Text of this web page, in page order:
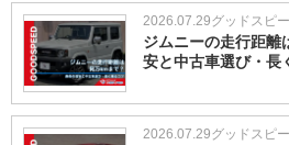
2026.07.29グッドスピ
ジムニーの走行距離
安と中古車選び・長
2026.07.29グッドスピ